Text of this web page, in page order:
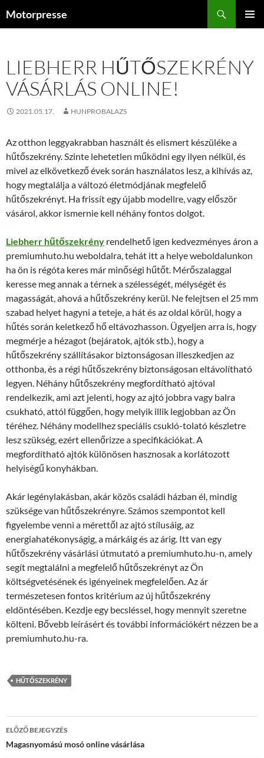
Motorpresse
LIEBHERR HŰTŐSZEKRÉNY
VÁSÁRLÁS ONLINE!
2021.05.17. HUNPROBALAZS
Az otthon leggyakrabban használt és elismert készüléke a
hűtőszekrény. Szinte lehetetlen működni egy ilyen nélkül, és
mivel az elkövetkező évek során használatos lesz, a kihívás az,
hogy megtalálja a változó életmódjának megfelelő
hűtőszekrényt. Ha frissít egy újabb modellre, vagy először
vásárol, akkor ismernie kell néhány fontos dolgot.
Liebherr hűtőszekrény rendelhető igen kedvezményes áron a
premiumhuto.hu weboldalra, tehát itt a helye weboldalunkon
ha ön is régóta keres már minőségi hűtőt. Mérőszalaggal
keresse meg annak a térnek a szélességét, mélységét és
magasságát, ahová a hűtőszekrény kerül. Ne felejtsen el 25 mm
szabad helyet hagyni a teteje, a hát és az oldal körül, hogy a
hűtés során keletkező hő eltávozhasson. Ügyeljen arra is, hogy
megmérje a hézagot (bejáratok, ajtók stb.), hogy a
hűtőszekrény szállításakor biztonságosan illeszkedjen az
otthonba, és a régi hűtőszekrény biztonságosan eltávolítható
legyen. Néhány hűtőszekrény megfordítható ajtóval
rendelkezik, ami azt jelenti, hogy az ajtó jobbra vagy balra
csukható, attól függően, hogy melyik illik legjobban az Ön
téréhez. Néhány modellhez speciális csukló-tolató készletre
lesz szükség, ezért ellenőrizze a specifikációkat. A
megfordítható ajtók különösen hasznosak a korlátozott
helyiségű konyhákban.
Akár legénylakásban, akár közös családi házban él, mindig
szüksége van hűtőszekrényre. Számos szempontot kell
figyelembe venni a mérettől az ajtó stílusáig, az
energiahatékonyságig, a márkáig és az árig. Itt van egy
hűtőszekrény vásárlási útmutató a premiumhuto.hu-n, amely
segít megtalálni a megfelelő hűtőszekrényt az Ön
költségvetésének és igényeinek megfelelően. Az ár
természetesen fontos kritérium az új hűtőszekrény
eldöntésében. Kezdje egy becsléssel, hogy mennyit szeretne
költeni. Bővebb leírásért és további információkért nézzen be a
premiumhuto.hu-ra.
HŰTŐSZEKRÉNY
Bejegyzés
navigáció
ELŐZŐ BEJEGYZÉS
Magasnyomású mosó online vásárlása